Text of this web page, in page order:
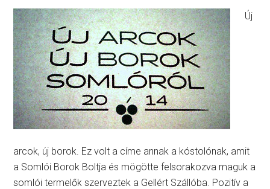
Új
arcok, új borok. Ez volt a címe annak a kóstolónak, amit
a Somlói Borok Boltja és mögötte felsorakozva maguk a
somlói termelők szerveztek a Gellért Szállóba. Pozitív a